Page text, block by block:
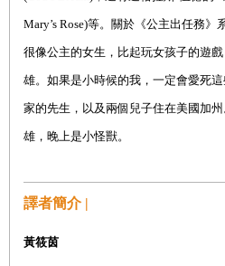
Mary’s Rose)等。關於《公主出任務》
很像公主的女生，比起玩女孩子的遊
雄。如果是小時候的我，一定會愛死
家的先生，以及兩個兒子住在美國加
雄，晚上是小怪獸。
譯者簡介 |
黃筱茵